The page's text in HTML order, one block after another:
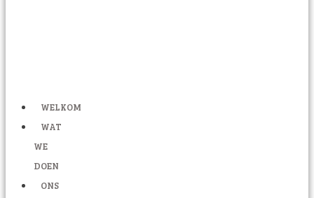
WELKOM
WAT
WE
DOEN
ONS